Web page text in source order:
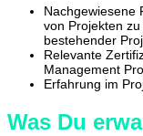
Nachgewiesene
von Projekten
bestehender
Relevante
Management
Erfahrung im
Was Du